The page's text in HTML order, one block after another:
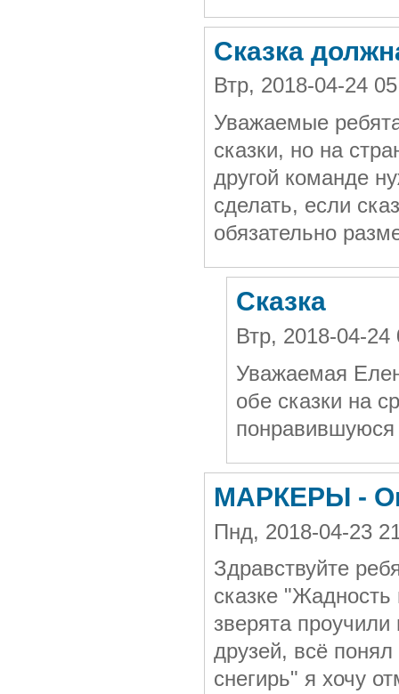
Сказка
Втр, 2018-04-24
Уважаемые
сказки, но на
другой команде
сделать, если
обязательно
Сказка
Втр, 2018-04-
Уважаемая
обе сказки на
МАРКЕРЫ -
Пнд, 2018-04-23
Здравствуйте
сказке
зверята проучили
друзей, всё
снегирь" я хочу